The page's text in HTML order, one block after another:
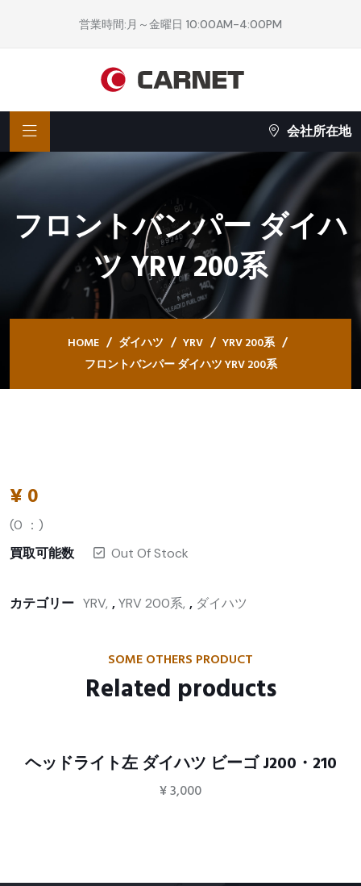
営業時間:月～金曜日 10:00AM-4:00PM
会社所在地
フロントバンパー ダイハ
ツ YRV 200系
HOME ダイハツ YRV
YRV 200系
フロントバンパー ダイハツ YRV 200系
¥ 0
(0 ：)
買取可能数
Out Of Stock
カテゴリー YRV ,YRV 200系 , ダイハツ
SOME OTHERS PRODUCT
Related products
ヘッドライト左 ダイハツ ビーゴ J200・210
¥3,000